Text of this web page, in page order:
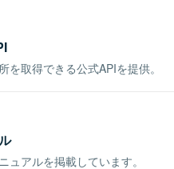
取得できる公式APIを提供。
アルを掲載しています。